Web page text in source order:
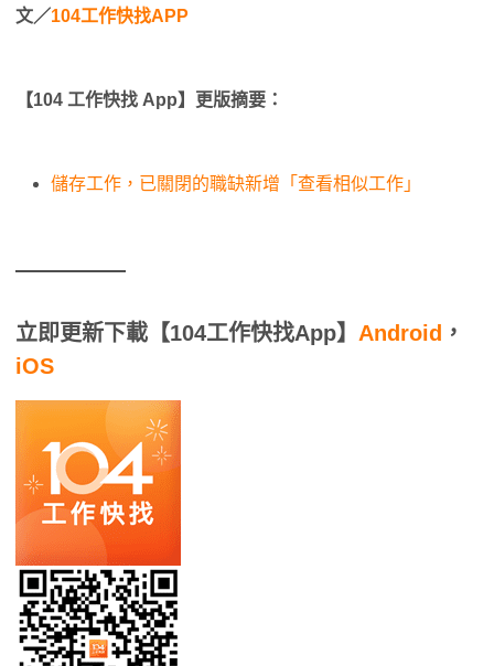
文／104工作快找APP
【104 工作快找 App】更版摘要：
儲存工作，已關閉的職缺新增「查看相似工作」
立即更新下載【104工作快找App】 Android ，
iOS